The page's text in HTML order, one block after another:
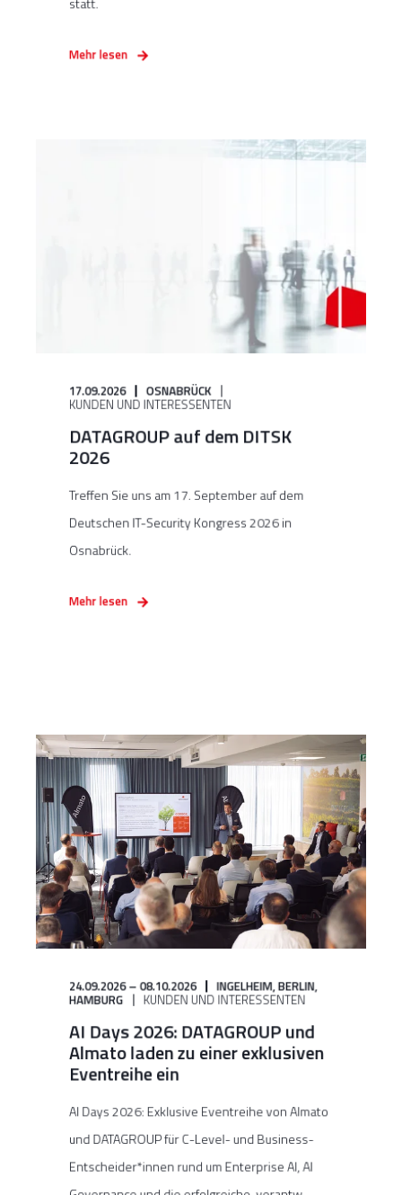
Mehr lesen
17.09.2026 OSNABRÜCK
KUNDEN UND INTERESSENTEN
DATAGROUP auf dem DITSK
2026
Treffen Sie uns am 17. September auf dem
Deutschen IT-Security Kongress 2026 in
Osnabrück.
Mehr lesen
24.09.2026 – 08.10.2026 INGELHEIM,BERLIN,
HAMBURG KUNDEN UND INTERESSENTEN
AI Days 2026: DATAGROUP und
Almato laden zu einer exklusiven
Eventreihe ein
AI Days 2026: Exklusive Eventreihe von Almato
und DATAGROUP für C-Level- und Business-
Entscheider*innen rund um Enterprise AI, AI